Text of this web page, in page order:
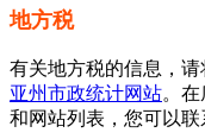
地方税
有关地方税的信息，
亚州市政统计网站。
和网站列表，您可以联